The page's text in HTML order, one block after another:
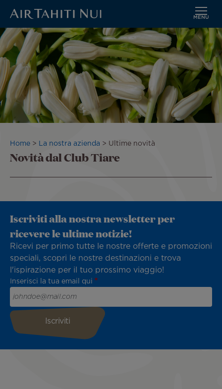
Vai
contenuto
principale
MENU
Briciole
di
Home La nostra azienda Ultime novità
Novità dal Club Tiare
Iscriviti alla nostra newsletter per
ricevere le ultime notizie!
Ricevi per primo tutte le nostre offerte e promozioni
speciali, scopri le nostre destinazioni e trova
l'ispirazione per il tuo prossimo viaggio!
Inserisci la tua email qui